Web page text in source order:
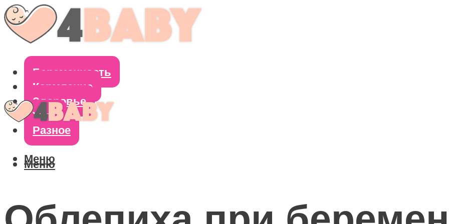
Беременность
Кормление
Здоровье
Уход
Разное
Меню
Меню